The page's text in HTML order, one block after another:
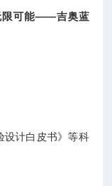
限可能——吉奥蓝
设计白皮书》等科